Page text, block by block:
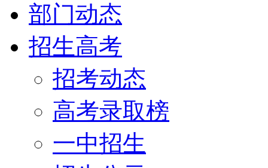
部门动态
招生高考
招考动态
高考录取榜
一中招生